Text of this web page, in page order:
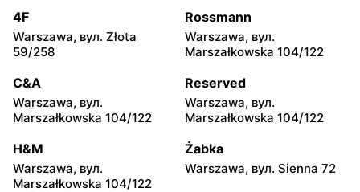
BLU
Toruń, вул. Polna 129
BLU
Tarnobrzeg al. Warszawska
BLU
Inowrocław, вул.
BLU
Ełk, вул. Suwalska 69C
BLU
Grudziądz, вул. Chełmińska
BLU
4F
Warszawa, вул. Złota
59/258
Rossmann
Warszawa, вул.
Marszałkowska 104/122
C&A
Warszawa, вул.
Marszałkowska 104/122
Reserved
Warszawa, вул.
Marszałkowska 104/122
H&M
Warszawa, вул.
Marszałkowska 104/122
Żabka
Warszawa, вул. Sienna 72